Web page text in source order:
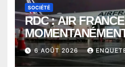
SOCIÉTÉ
RDC : AIR FRANCE
ENTRE KINSHASA
6 AOÛT 2026